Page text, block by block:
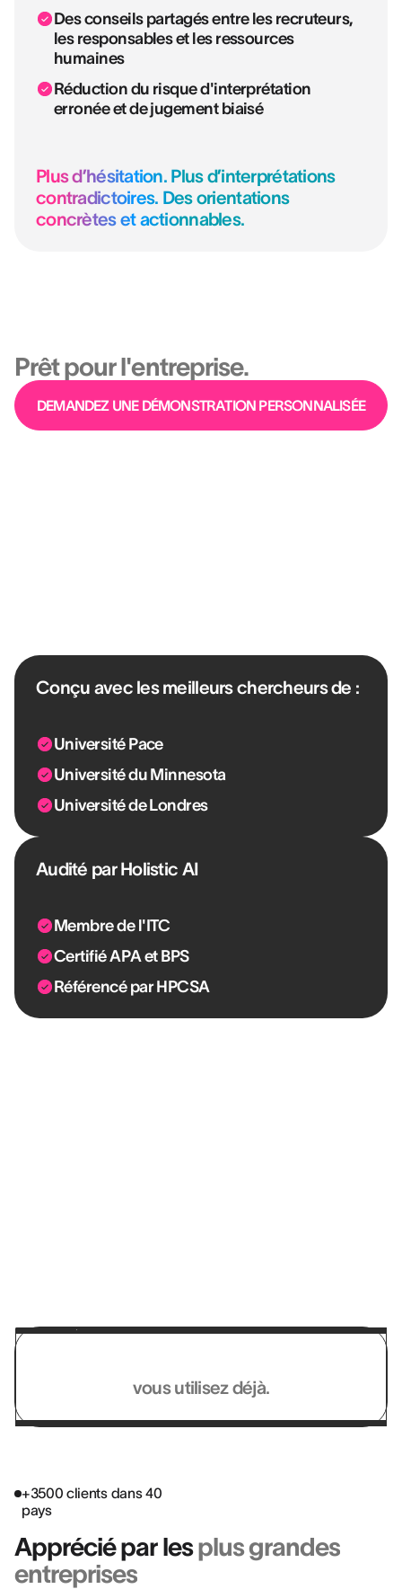
Des conseils partagés entre les recruteurs,
les responsables et les ressources
humaines
Réduction du risque d'interprétation
erronée et de jugement biaisé
Plus d’hésitation. Plus d’interprétations
contradictoires. Des orientations
concrètes et actionnables.
Prêt pour l'entreprise.
DEMANDEZ UNE DÉMONSTRATION PERSONNALISÉE
Conçu avec les meilleurs chercheurs de :
Université Pace
Université du Minnesota
Université de Londres
Audité par Holistic AI
Membre de l'ITC
Certifié APA et BPS
Référencé par HPCSA
vous utilisez déjà.
+3500 clients dans 40
pays
Apprécié par lesplus grandes
entreprises